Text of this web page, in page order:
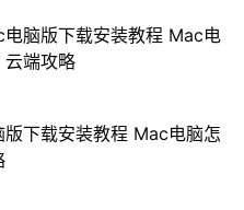
脑版下载安装教程 Mac电
云端攻略
下载安装教程 Mac电脑怎